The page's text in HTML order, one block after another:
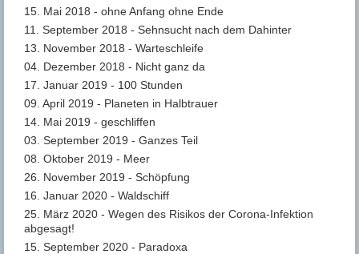
15. Mai 2018 - ohne Anfang ohne Ende
11. September 2018 - Sehnsucht nach dem Dahinter
13. November 2018 - Warteschleife
04. Dezember 2018 - Nicht ganz da
17. Januar 2019 - 100 Stunden
09. April 2019 - Planeten in Halbtrauer
14. Mai 2019 - geschliffen
03. September 2019 - Ganzes Teil
08. Oktober 2019 - Meer
26. November 2019 - Schöpfung
16. Januar 2020 - Waldschiff
25. März 2020 - Wegen des Risikos der Corona-Infektion
abgesagt!
15. September 2020 - Paradoxa